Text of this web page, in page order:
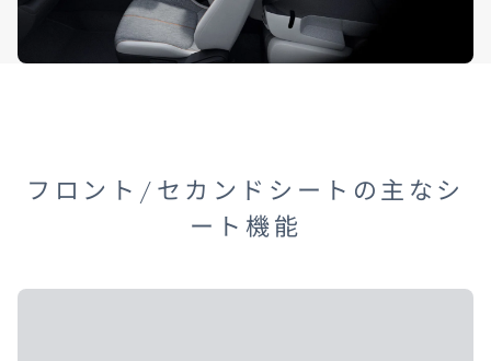
フロント/セカンドシートの主なシ
ート機能